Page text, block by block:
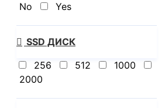
No
Yes
SSD ДИСК
256
512
1000
2000